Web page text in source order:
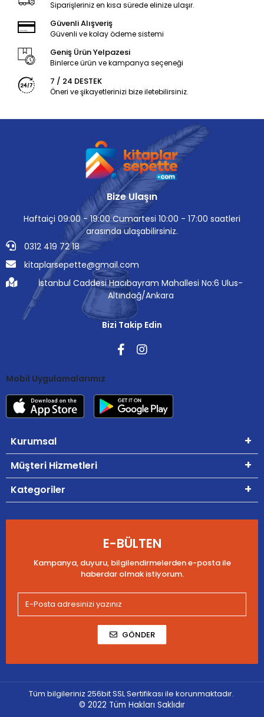
Siparişleriniz en kısa sürede elinize ulaşır.
Güvenli Alışveriş
Güvenli ve kolay ödeme sistemi
Geniş Ürün Yelpazesi
Binlerce ürün ve kampanya seçeneği
7 / 24 DESTEK
Öneri ve şikayetlerinizi bize iletebilirsiniz.
Bize Ulaşın
Haftaiçi 09:00 - 19:00 Cumartesi 10:00 - 17:00 saatleri
arasında ulaşabilirsiniz.
0312 419 72 18
kitaplarsepette@gmail.com
İstanbul Caddesi Hacıbayram Mahallesi No:6 Ulus-
Altındağ/Ankara
Bizi Takip Edin
Mobil Uygulamalarımız
Kurumsal
Müşteri Hizmetleri
Kategoriler
E-BÜLTEN
Kampanya, duyuru, bilgilendirmelerden e-posta ile
haberdar olmak istiyorum.
GÖNDER
Tüm bilgileriniz 256bit SSL Sertifikası ile korunmaktadır.
© 2022 Tüm Hakları Saklıdır